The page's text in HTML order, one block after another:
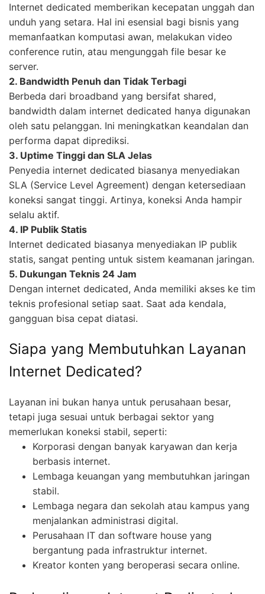
Internet dedicated memberikan kecepatan unggah dan
unduh yang setara. Hal ini esensial bagi bisnis yang
memanfaatkan komputasi awan, melakukan video
conference rutin, atau mengunggah file besar ke
server.
2. Bandwidth Penuh dan Tidak Terbagi
Berbeda dari broadband yang bersifat shared,
bandwidth dalam internet dedicated hanya digunakan
oleh satu pelanggan. Ini meningkatkan keandalan dan
performa dapat diprediksi.
3. Uptime Tinggi dan SLA Jelas
Penyedia internet dedicated biasanya menyediakan
SLA (Service Level Agreement) dengan ketersediaan
koneksi sangat tinggi. Artinya, koneksi Anda hampir
selalu aktif.
4. IP Publik Statis
Internet dedicated biasanya menyediakan IP publik
statis, sangat penting untuk sistem keamanan jaringan.
5. Dukungan Teknis 24 Jam
Dengan internet dedicated, Anda memiliki akses ke tim
teknis profesional setiap saat. Saat ada kendala,
gangguan bisa cepat diatasi.
Siapa yang Membutuhkan Layanan
Internet Dedicated?
Layanan ini bukan hanya untuk perusahaan besar,
tetapi juga sesuai untuk berbagai sektor yang
memerlukan koneksi stabil, seperti:
Korporasi dengan banyak karyawan dan kerja
berbasis internet.
Lembaga keuangan yang membutuhkan jaringan
stabil.
Lembaga negara dan sekolah atau kampus yang
menjalankan administrasi digital.
Perusahaan IT dan software house yang
bergantung pada infrastruktur internet.
Kreator konten yang beroperasi secara online.